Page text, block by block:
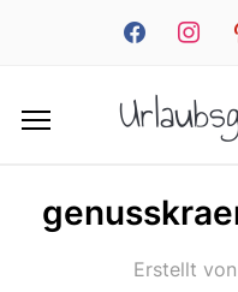
facebook
Erstellt von